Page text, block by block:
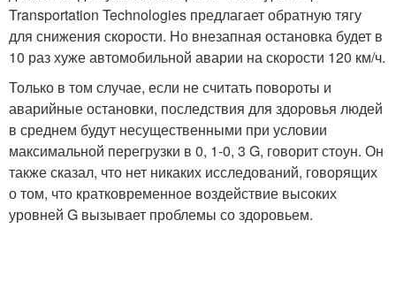
Transportation Technologies предлагает обратную тягу
для снижения скорости. Но внезапная остановка будет в
10 раз хуже автомобильной аварии на скорости 120 км/ч.
Только в том случае, если не считать повороты и
аварийные остановки, последствия для здоровья людей
в среднем будут несущественными при условии
максимальной перегрузки в 0, 1-0, 3 G, говорит стоун. Он
также сказал, что нет никаких исследований, говорящих
о том, что кратковременное воздействие высоких
уровней G вызывает проблемы со здоровьем.